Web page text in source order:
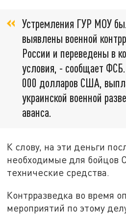
Устремления ГУР МОУ
выявлены военной
России и переведены в
условия, - сообщает
000 долларов США,
украинской военной
аванса.
К слову, на эти деньги
необходимые для бойцов
технические средства.
Контрразведка во время
мероприятий по этому